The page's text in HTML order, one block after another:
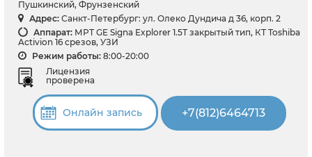
Пушкинский, Фрунзенский
Адрес: Санкт-Петербург: ул. Олеко Дундича д 36, корп. 2
Аппарат: МРТ GE Signa Explorer 1.5Т закрытый тип, КТ Toshiba
Activion 16 срезов, УЗИ
Режим работы: 8:00-20:00
Лицензия
проверена
Онлайн запись +7(812)6464713